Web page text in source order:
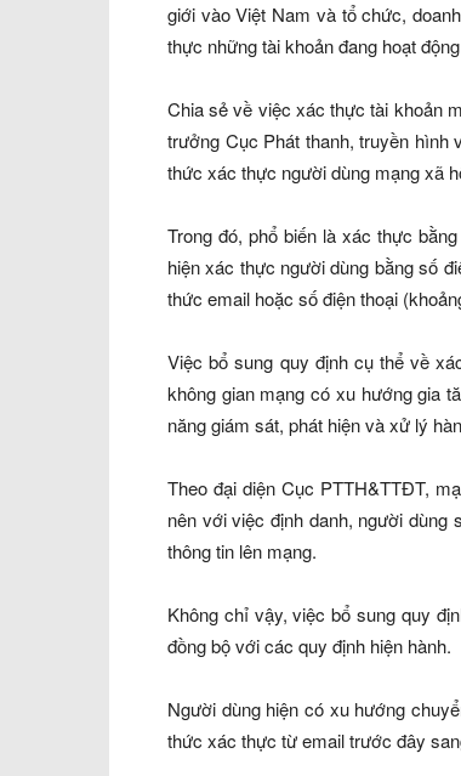
giới vào Việt Nam và tổ chức,
thực những tài khoản đang hoạt
Chia sẻ về việc xác thực tài khoản
trưởng Cục Phát thanh, truyền hình
thức xác thực người dùng mạng xã
Trong đó, phổ biến là xác thực
hiện xác thực người dùng bằng số
thức email hoặc số điện thoại
Việc bổ sung quy định cụ thể về
không gian mạng có xu hướng gia
năng giám sát, phát hiện và xử lý
Theo đại diện Cục PTTH&TTĐT,
nên với việc định danh, người
thông tin lên mạng.
Không chỉ vậy, việc bổ sung quy
đồng bộ với các quy định hiện hành.
Người dùng hiện có xu hướng
thức xác thực từ email trước đây